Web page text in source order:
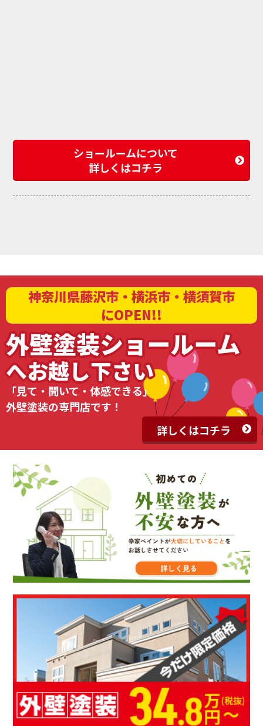
ショールームについて
詳しくはコチラ
神奈川県藤沢市・横浜市・横須賀市
にOPEN!!
外壁塗装ショールーム
へお越し下さい
「見て・聞いて・体感できる」
外壁塗装の専門店です！
詳しくはコチラ